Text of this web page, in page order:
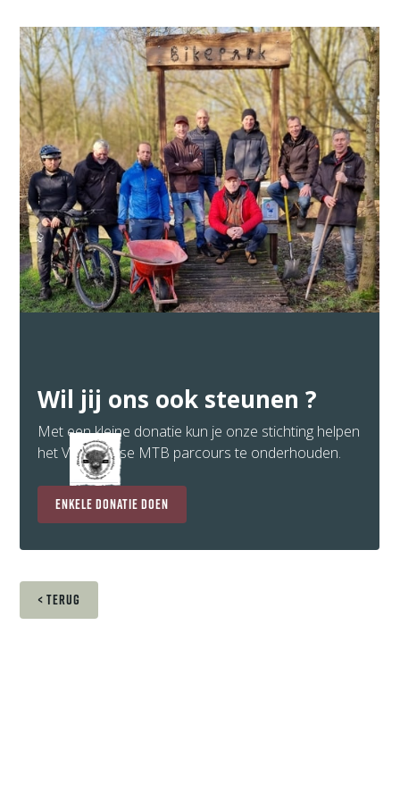
Wil jij ons ook steunen ?
Met een kleine donatie kun je onze stichting helpen
het Vlaardingse MTB parcours te onderhouden.
enkele donatie doen
< terug